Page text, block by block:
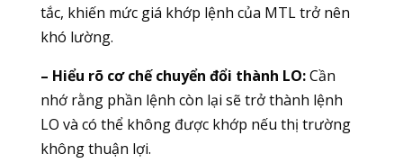
tắc, khiến mức giá khớp lệnh của MTL trở nên
khó lường.
– Hiểu rõ cơ chế chuyển đổi thành LO:Cần
nhớ rằng phần lệnh còn lại sẽ trở thành lệnh
LO và có thể không được khớp nếu thị trường
không thuận lợi.